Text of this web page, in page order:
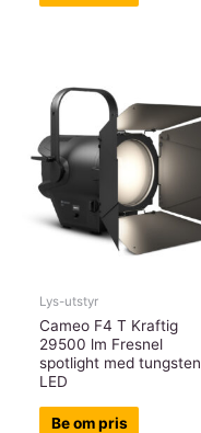
Lys-utstyr
Cameo F4 T Kraftig
29500 lm Fresnel
spotlight med tungsten
LED
Be om pris